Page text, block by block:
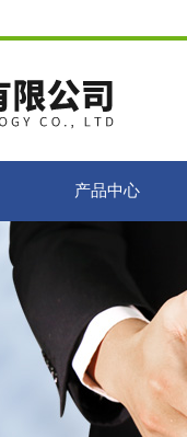
产品中心